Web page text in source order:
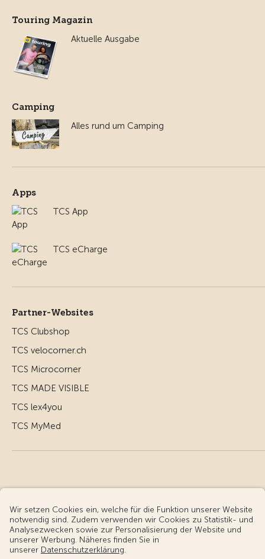
Touring Magazin
Aktuelle Ausgabe
Camping
Alles rund um Camping
Apps
TCS App
TCS eCharge
Partner-Websites
TCS Clubshop
TCS velocorner.ch
TCS Microcorner
TCS MADE VISIBLE
TCS lex4you
TCS MyMed
© Touring Club Schweiz